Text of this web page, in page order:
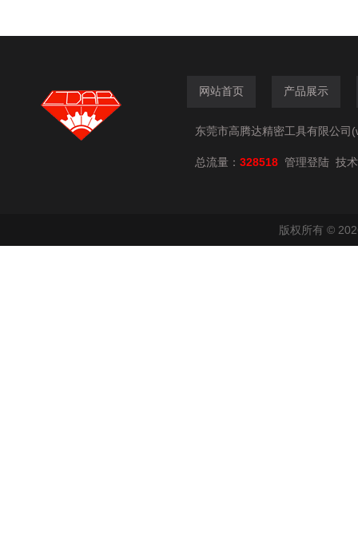
网站首页 产品展示
东莞市高腾达精密工具有限公司
总流量： 328518 管理登陆 技
版权所有 ©